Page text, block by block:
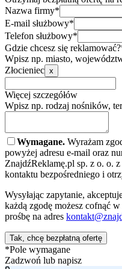
Nazwa firmy*
E-mail służbowy*
Telefon służbowy*
Gdzie chcesz się
Wpisz np. miasto,
Złocieniec x
Więcej szczegółów
Wpisz np. rodzaj nośników,
Wymagane. Wyrażam
powyżej adresu e-mail oraz
ZnajdźReklamę.pl sp. z o. o.
kontaktu bezpośredniego i
Wysyłając zapytanie,
każdą zgodę możesz cofnąć
prośbę na adres
Tak, chcę bezpłatną ofertę
*Pole wymagane
Zadzwoń lub napisz